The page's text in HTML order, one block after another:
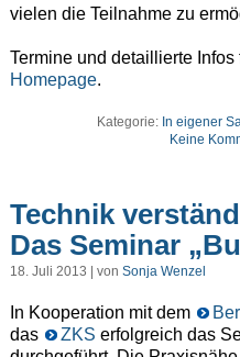
vielen die Teilnahme zu
Termine und detaillierte
Homepage.
Kategorie: In eigener
Keine
Technik
Das Seminar
18. Juli 2013 | von Sonja Wenzel
In Kooperation mit dem
das
ZKS erfolgreich das